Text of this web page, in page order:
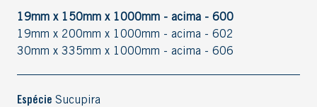
19mm x 150mm x 1000mm - acima - 600
19mm x 200mm x 1000mm - acima - 602
30mm x 335mm x 1000mm - acima - 606
Espécie Sucupira